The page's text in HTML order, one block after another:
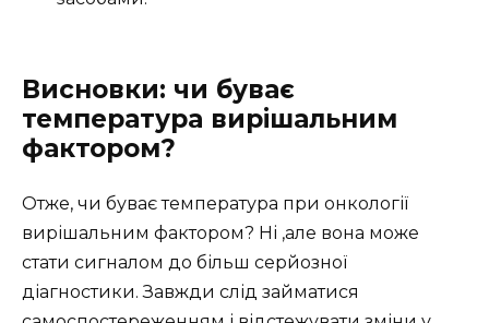
Висновки: чи буває
температура вирішальним
фактором?
Отже, чи буває температура при онкології
вирішальним фактором? Ні ,але вона може
стати сигналом до більш серйозної
діагностики. Завжди слід займатися